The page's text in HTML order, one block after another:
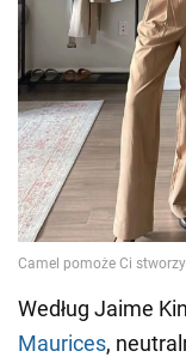
Według Jaime
Maurices,